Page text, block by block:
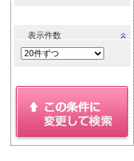
表示件数